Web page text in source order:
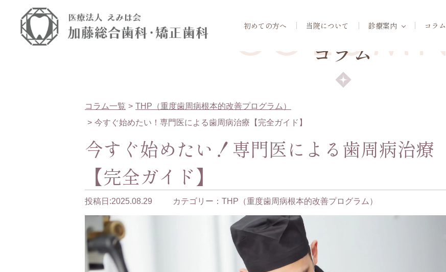
初めての方へ 当院について 診療案内 コラム
COLUMN
コラム
コラム一覧
THP（重度歯周病根本的改善プログラム）
今すぐ始めたい！専門医による歯周病治療【完全ガイド】
今すぐ始めたい！専門医による歯周病治療
【完全ガイド】
投稿日:2025.08.29 カテゴリー： THP（重度歯周病根本的改善プログラム）